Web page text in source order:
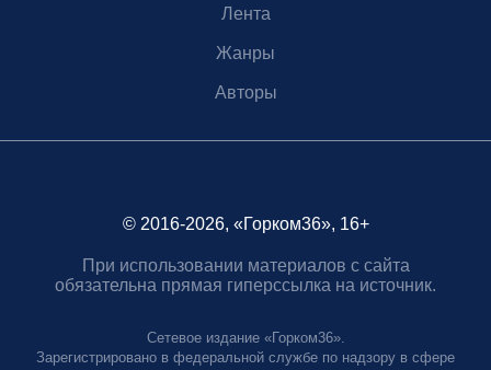
Лента
Жанры
Авторы
© 2016-2026, «Горком36», 16+
При использовании материалов с сайта
обязательна прямая гиперссылка на источник.
Сетевое издание «Горком36».
Зарегистрировано в федеральной службе по надзору в сфере